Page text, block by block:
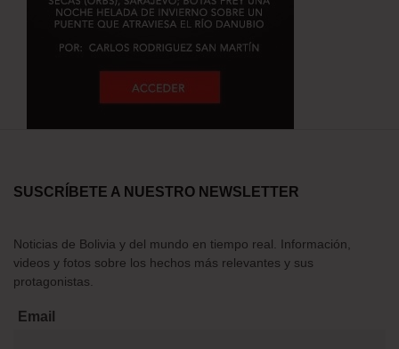
SUSCRÍBETE A NUESTRO NEWSLETTER
Noticias de Bolivia y del mundo en tiempo real. Información,
videos y fotos sobre los hechos más relevantes y sus
protagonistas.
Email